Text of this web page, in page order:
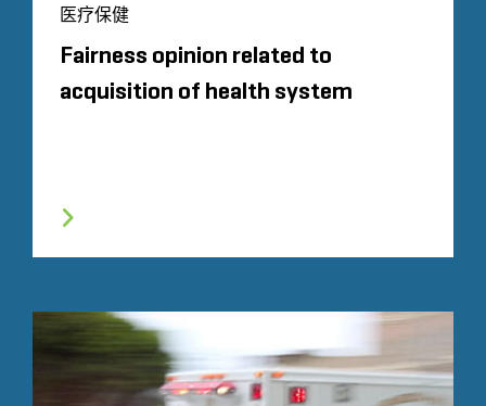
医疗保健
Fairness opinion related to
acquisition of health system